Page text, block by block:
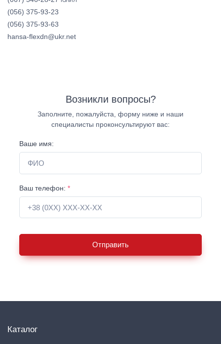
(056) 375-93-23
(056) 375-93-63
hansa-flexdn@ukr.net
Возникли вопросы?
Заполните, пожалуйста, форму ниже и наши
специалисты проконсультируют вас:
Ваше имя:
Ваш телефон: *
Отправить
Каталог